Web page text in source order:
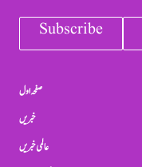
Subscribe
صفحہ اول
خبریں
عالمی خبریں